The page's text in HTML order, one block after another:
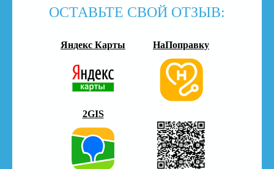
ОСТАВЬТЕ СВОЙ ОТЗЫВ:
Яндекс Карты НаПоправку
2GIS